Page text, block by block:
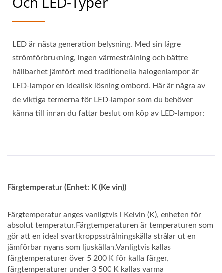
LED är nästa generation belysning. Med sin lägre
strömförbrukning, ingen värmestrålning och bättre
hållbarhet jämfört med traditionella halogenlampor är
LED-lampor en idealisk lösning ombord. Här är några av
de viktiga termerna för LED-lampor som du behöver
känna till innan du fattar beslut om köp av LED-lampor:
Färgtemperatur (Enhet: K (Kelvin))
Färgtemperatur anges vanligtvis i Kelvin (K), enheten för
absolut temperatur.Färgtemperaturen är temperaturen som
gör att en ideal svartkroppsstrålningskälla strålar ut en
jämförbar nyans som ljuskällan.Vanligtvis kallas
färgtemperaturer över 5 200 K för kalla färger,
färgtemperaturer under 3 500 K kallas varma